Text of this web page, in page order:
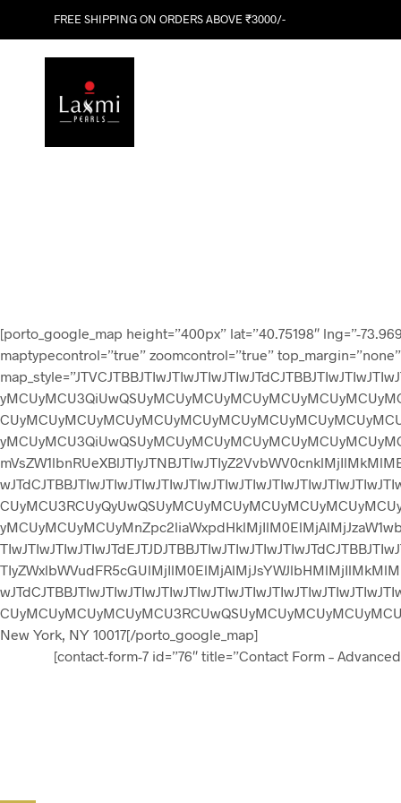
FREE SHIPPING ON ORDERS ABOVE ₹3000/-
[porto_google_map height=”400px” lat=”40.75198″ lng=”-
maptypecontrol=”true” zoomcontrol=”true” top_margin=”none”
New York, NY 10017[/porto_google_map]
[contact-form-7 id=”76″ title=”Contact Form –